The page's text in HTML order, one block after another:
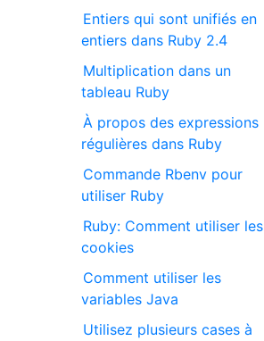
Entiers qui sont unifiés en
entiers dans Ruby 2.4
Multiplication dans un
tableau Ruby
À propos des expressions
régulières dans Ruby
Commande Rbenv pour
utiliser Ruby
Ruby: Comment utiliser les
cookies
Comment utiliser les
variables Java
Utilisez plusieurs cases à